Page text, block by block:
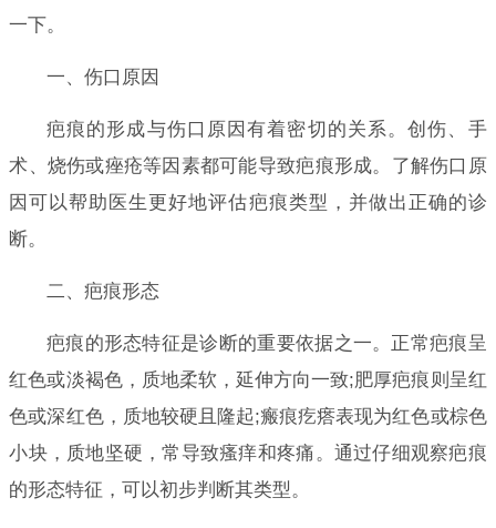
一下。
一、伤口原因
疤痕的形成与伤口原因有着密切的关系。创伤、手
术、烧伤或痤疮等因素都可能导致疤痕形成。了解伤口原
因可以帮助医生更好地评估疤痕类型，并做出正确的诊
断。
二、疤痕形态
疤痕的形态特征是诊断的重要依据之一。正常疤痕呈
红色或淡褐色，质地柔软，延伸方向一致;肥厚疤痕则呈红
色或深红色，质地较硬且隆起;瘢痕疙瘩表现为红色或棕色
小块，质地坚硬，常导致瘙痒和疼痛。通过仔细观察疤痕
的形态特征，可以初步判断其类型。